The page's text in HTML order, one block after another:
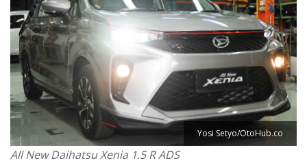
Yosi Setyo/OtoHub.co
All New Daihatsu Xenia 1.5 R ADS